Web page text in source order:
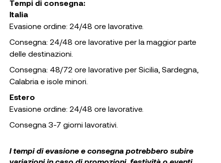
Tempi di consegna:
Italia
Evasione ordine: 24/48 ore lavorative.
Consegna: 24/48 ore lavorative per la maggior parte
delle destinazioni.
Consegna: 48/72 ore lavorative per Sicilia, Sardegna,
Calabria e isole minori.
Estero
Evasione ordine: 24/48 ore lavorative.
Consegna 3-7 giorni lavorativi.
I tempi di evasione e consegna potrebbero subire